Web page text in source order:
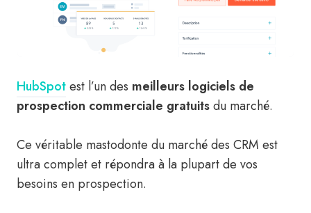
HubSpotest l’un des meilleurs logiciels de
prospection commerciale gratuitsdu marché.
Ce véritable mastodonte du marché des CRM est
ultra complet et répondra à la plupart de vos
besoins en prospection.